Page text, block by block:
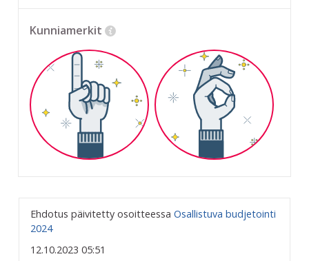
Kunniamerkit
Ehdotus päivitetty osoitteessa Osallistuva budjetointi
2024
12.10.2023 05:51